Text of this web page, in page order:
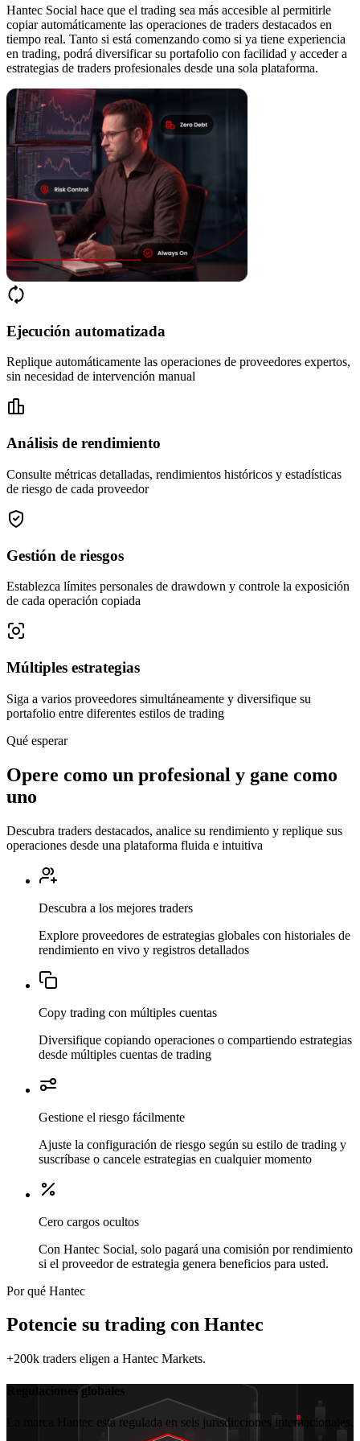
Hantec Social hace que el trading sea más accesible al permitirle
copiar automáticamente las operaciones de traders destacados en
tiempo real. Tanto si está comenzando como si ya tiene experiencia
en trading, podrá diversificar su portafolio con facilidad y acceder a
estrategias de traders profesionales desde una sola plataforma.
Ejecución automatizada
Replique automáticamente las operaciones de proveedores expertos,
sin necesidad de intervención manual
Análisis de rendimiento
Consulte métricas detalladas, rendimientos históricos y estadísticas
de riesgo de cada proveedor
Gestión de riesgos
Establezca límites personales de drawdown y controle la exposición
de cada operación copiada
Múltiples estrategias
Siga a varios proveedores simultáneamente y diversifique su
portafolio entre diferentes estilos de trading
Qué esperar
Opere como un profesional y gane como
uno
Descubra traders destacados, analice su rendimiento y replique sus
operaciones desde una plataforma fluida e intuitiva
Descubra a los mejores traders
Explore proveedores de estrategias globales con historiales de
rendimiento en vivo y registros detallados
Copy trading con múltiples cuentas
Diversifique copiando operaciones o compartiendo estrategias
desde múltiples cuentas de trading
Gestione el riesgo fácilmente
Ajuste la configuración de riesgo según su estilo de trading y
suscríbase o cancele estrategias en cualquier momento
Cero cargos ocultos
Con Hantec Social, solo pagará una comisión por rendimiento
si el proveedor de estrategia genera beneficios para usted.
Por qué Hantec
Potencie su trading con Hantec
+200k traders eligen a Hantec Markets.
Regulaciones globales
La marca Hantec está regulada en seis jurisdicciones internacionales.